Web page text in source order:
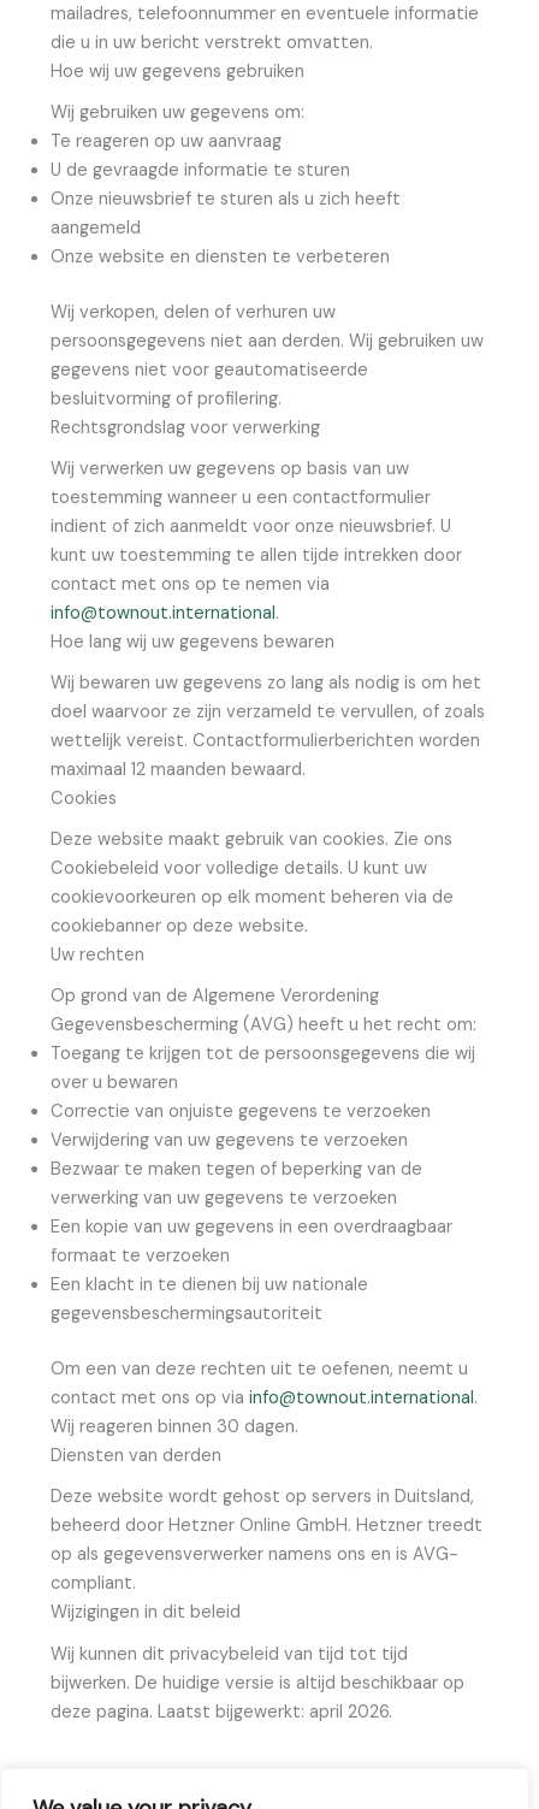
mailadres, telefoonnummer en eventuele informatie
die u in uw bericht verstrekt omvatten.
Hoe wij uw gegevens gebruiken
Wij gebruiken uw gegevens om:
Te reageren op uw aanvraag
U de gevraagde informatie te sturen
Onze nieuwsbrief te sturen als u zich heeft
aangemeld
Onze website en diensten te verbeteren
Wij verkopen, delen of verhuren uw
persoonsgegevens niet aan derden. Wij gebruiken uw
gegevens niet voor geautomatiseerde
besluitvorming of profilering.
Rechtsgrondslag voor verwerking
Wij verwerken uw gegevens op basis van uw
toestemming wanneer u een contactformulier
indient of zich aanmeldt voor onze nieuwsbrief. U
kunt uw toestemming te allen tijde intrekken door
contact met ons op te nemen via
info@townout.international.
Hoe lang wij uw gegevens bewaren
Wij bewaren uw gegevens zo lang als nodig is om het
doel waarvoor ze zijn verzameld te vervullen, of zoals
wettelijk vereist. Contactformulierberichten worden
maximaal 12 maanden bewaard.
Cookies
Deze website maakt gebruik van cookies. Zie ons
Cookiebeleid voor volledige details. U kunt uw
cookievoorkeuren op elk moment beheren via de
cookiebanner op deze website.
Uw rechten
Op grond van de Algemene Verordening
Gegevensbescherming (AVG) heeft u het recht om:
Toegang te krijgen tot de persoonsgegevens die wij
over u bewaren
Correctie van onjuiste gegevens te verzoeken
Verwijdering van uw gegevens te verzoeken
Bezwaar te maken tegen of beperking van de
verwerking van uw gegevens te verzoeken
Een kopie van uw gegevens in een overdraagbaar
formaat te verzoeken
Een klacht in te dienen bij uw nationale
gegevensbeschermingsautoriteit
Om een van deze rechten uit te oefenen, neemt u
contact met ons op viainfo@townout.international.
Wij reageren binnen 30 dagen.
Diensten van derden
Deze website wordt gehost op servers in Duitsland,
beheerd door Hetzner Online GmbH. Hetzner treedt
op als gegevensverwerker namens ons en is AVG-
compliant.
Wijzigingen in dit beleid
Wij kunnen dit privacybeleid van tijd tot tijd
bijwerken. De huidige versie is altijd beschikbaar op
deze pagina. Laatst bijgewerkt: april 2026.